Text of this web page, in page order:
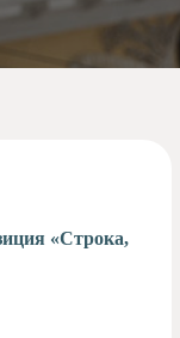
«Строка,